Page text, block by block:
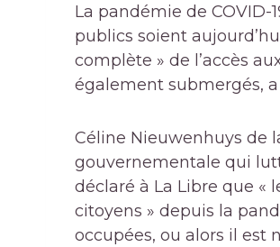
La pandémie de
publics soient
complète » de l’accès
également submergés,
Céline Nieuwenhuys de
gouvernementale qui
déclaré à La Libre que «
citoyens » depuis la
occupées, ou alors il est